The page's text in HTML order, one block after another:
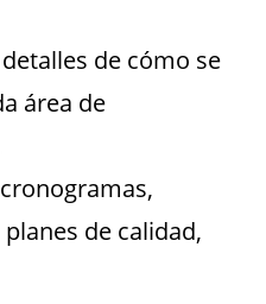
de cómo se
área de
de calidad,